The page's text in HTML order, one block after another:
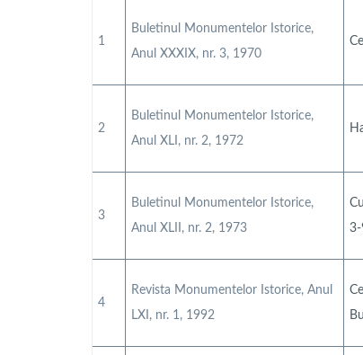
1
Buletinul Monumentelor Istorice,
Anul XXXIX, nr. 3, 1970
2
Buletinul Monumentelor Istorice,
Anul XLI, nr. 2, 1972
3
Buletinul Monumentelor Istorice,
Anul XLII, nr. 2, 1973
3-
4
Revista Monumentelor Istorice, Anul
LXI, nr. 1, 1992